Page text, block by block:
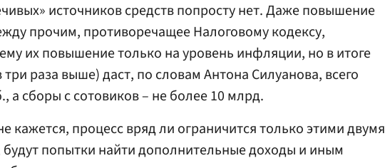
источников средств попросту нет. Даже повышение
прочим, противоречащее Налоговому кодексу,
их повышение только на уровень инфляции, но в итоге
три раза выше) даст, по словам Антона Силуанова, всего
а сборы с сотовиков – не более 10 млрд.
кажется, процесс вряд ли ограничится только этими двумя
попытки найти дополнительные доходы и иным